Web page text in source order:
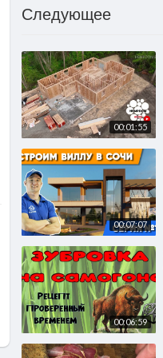
Следующее
00:01:55
00:07:07
00:06:59